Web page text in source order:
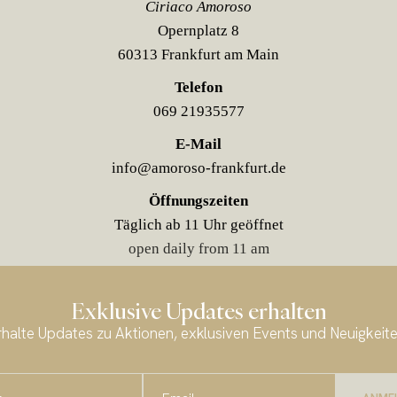
Ciriaco Amoroso
Opernplatz 8
60313 Frankfurt am Main
Telefon
069 21935577
E-Mail
info@amoroso-frankfurt.de
Öffnungszeiten
Täglich ab 11 Uhr geöffnet
open daily from 11 am
Exklusive Updates erhalten
Updates zu Aktionen, exklusiven Events und